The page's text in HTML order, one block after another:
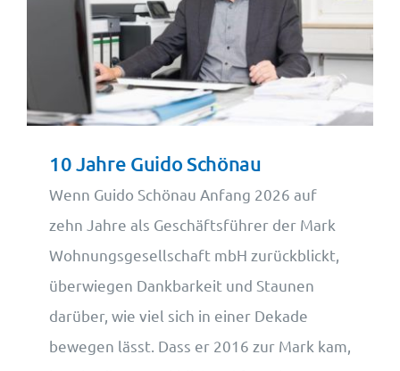
10 Jahre Guido Schönau
Wenn Guido Schönau Anfang 2026 auf
zehn Jahre als Geschäftsführer der Mark
Wohnungsgesellschaft mbH zurückblickt,
überwiegen Dankbarkeit und Staunen
darüber, wie viel sich in einer Dekade
bewegen lässt. Dass er 2016 zur Mark kam,